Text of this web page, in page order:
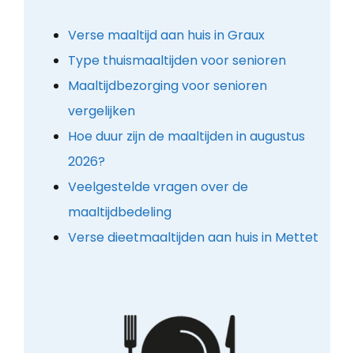
Verse maaltijd aan huis in Graux
Type thuismaaltijden voor senioren
Maaltijdbezorging voor senioren
vergelijken
Hoe duur zijn de maaltijden in augustus
2026?
Veelgestelde vragen over de
maaltijdbedeling
Verse dieetmaaltijden aan huis in Mettet